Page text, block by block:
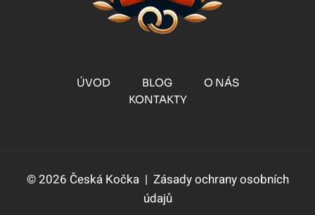
ÚVOD BLOG
O NÁS
KONTAKTY
© 2026 Česká Kočka | Zásady ochrany osobních
údajů